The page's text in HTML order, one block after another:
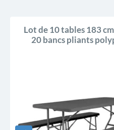
Lot de 10 tables 183
20 bancs pliants